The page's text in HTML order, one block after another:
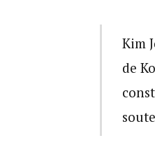
Kim
de